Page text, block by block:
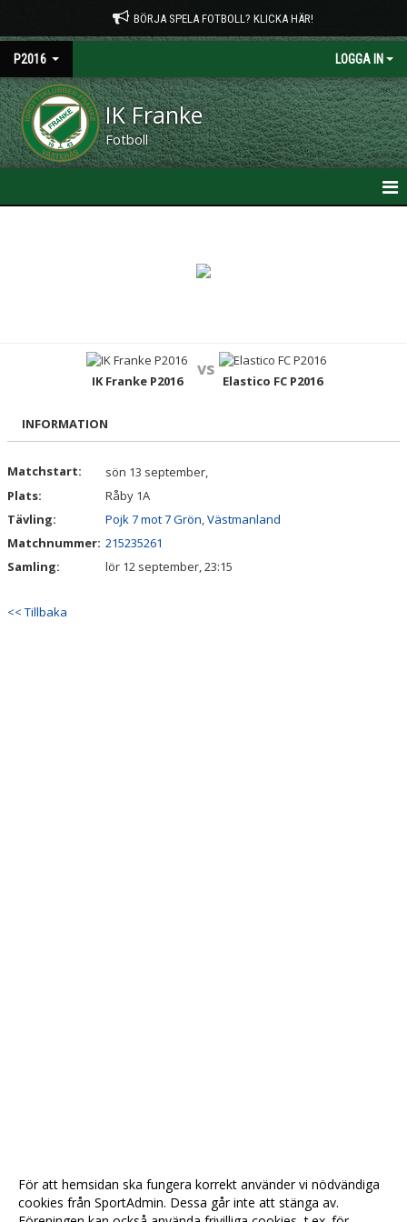
BÖRJA SPELA FOTBOLL? KLICKA HÄR!
P2016 LOGGA IN
IK Franke
Fotboll
BILDGALLERI
KONTAKT
IK Franke P2016
vs
Elastico FC P2016
INFORMATION
Matchstart:
sön 13 september,
Plats:
Råby 1A
Tävling:
Pojk 7 mot 7 Grön, Västmanland
Matchnummer: 215235261
Samling:
lör 12 september, 23:15
<< Tillbaka
För att hemsidan ska fungera korrekt använder vi nödvändiga
cookies från SportAdmin. Dessa går inte att stänga av.